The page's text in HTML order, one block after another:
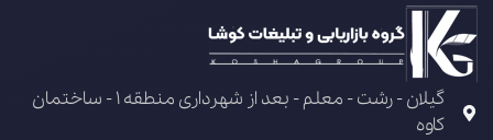
گیلان - رشت - معلم - بعد از شهرداری منطقه 1 - ساختمان
کاوه